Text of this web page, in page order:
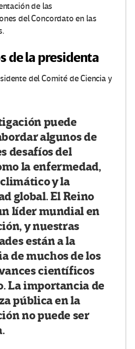
de las
del Concordato en las
de la presidenta
del Comité de Ciencia y
puede
algunos de
desafíos del
la enfermedad,
y la
global. El Reino
líder mundial en
y nuestras
están a la
de muchos de los
científicos
La importancia de
pública en la
no puede ser